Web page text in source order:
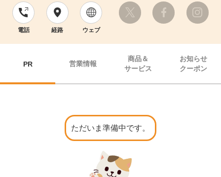
電話 経路 ウェブ
PR 営業情報
商品＆
サービス
お知らせ
クーポン
ただいま準備中です。